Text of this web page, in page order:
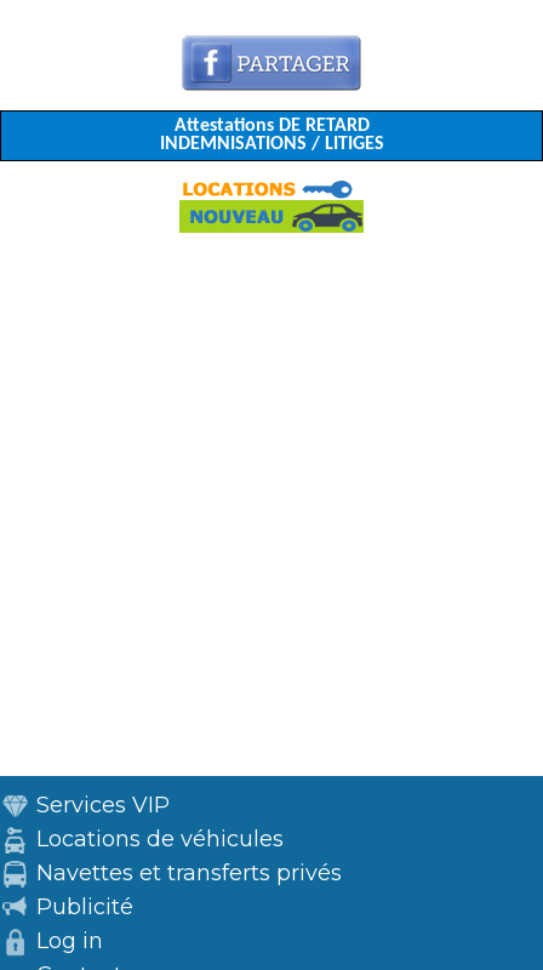
Attestations DE RETARD
INDEMNISATIONS / LITIGES
Services VIP
Locations de véhicules
Navettes et transferts privés
Publicité
Log in